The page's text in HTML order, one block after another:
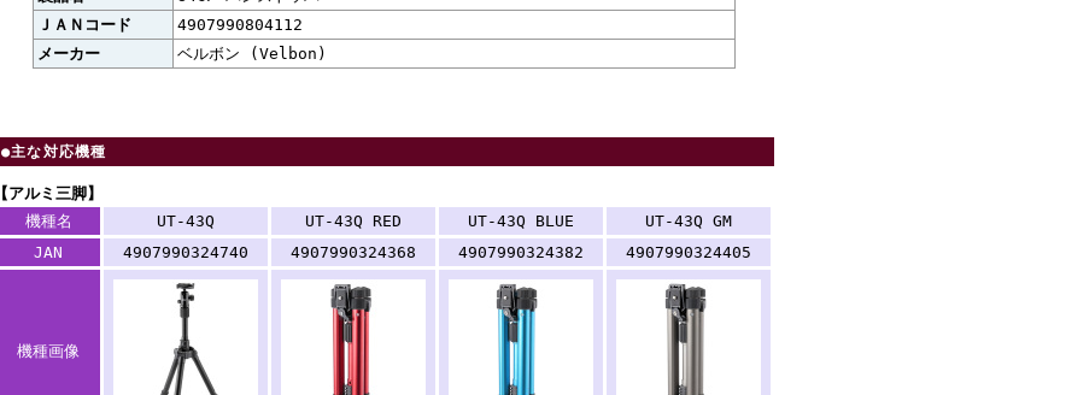
ＪＡＮコード
4907990804112
メーカー
ベルボン (Velbon)
●主な対応機種
【アルミ三脚】
機種名
UT-43Q UT-43Q RED UT-43Q BLUE
UT-43Q GM
JAN
4907990324740 4907990324368 4907990324382 4907990324405
機種画像